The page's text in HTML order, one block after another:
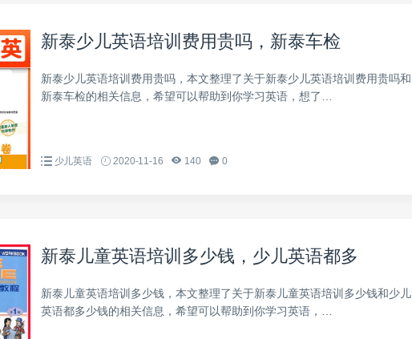
新泰少儿英语培训费用贵吗，新泰车检
新泰少儿英语培训费用贵吗，本文整理了关于新泰少儿英语培训费用贵吗和
新泰车检的相关信息，希望可以帮助到你学习英语，想了…
少儿英语 2020-11-16 140 0
新泰儿童英语培训多少钱，少儿英语都多
新泰儿童英语培训多少钱，本文整理了关于新泰儿童英语培训多少钱和少儿
英语都多少钱的相关信息，希望可以帮助到你学习英语，…